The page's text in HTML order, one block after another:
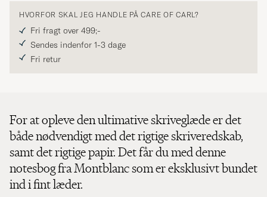
HVORFOR SKAL JEG HANDLE PÅ CARE OF CARL?
Fri fragt over 499;-
Sendes indenfor 1-3 dage
Fri retur
For at opleve den ultimative skriveglæde er det
både nødvendigt med det rigtige skriveredskab,
samt det rigtige papir. Det får du med denne
notesbog fra Montblanc som er eksklusivt bundet
ind i fint læder.